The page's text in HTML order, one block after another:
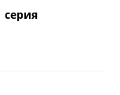
серия